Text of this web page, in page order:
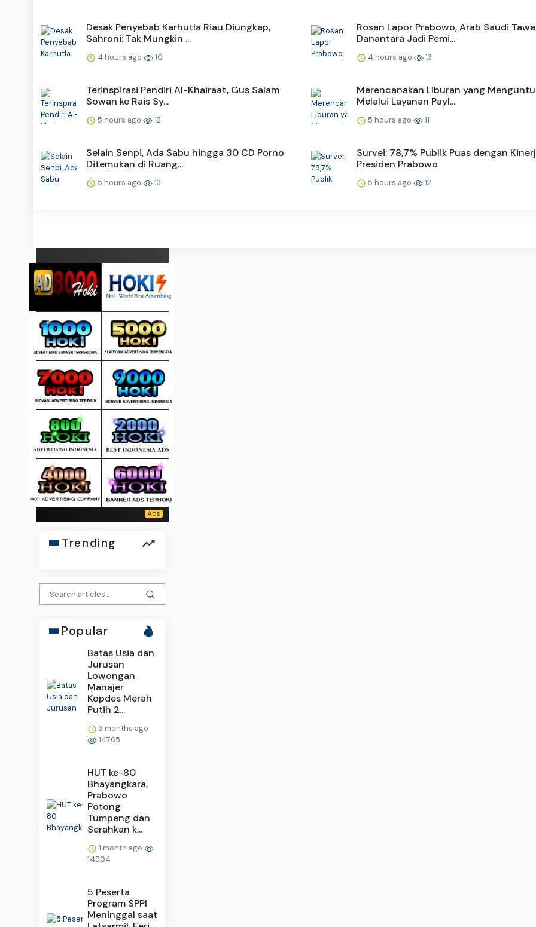
Desak Penyebab Karhutla Riau Diungkap,
Sahroni: Tak Mungkin ...
4 hours ago 10
Rosan Lapor Prabowo, Arab Saudi
Danantara Jadi Pemi...
4 hours ago 13
Terinspirasi Pendiri Al-Khairaat, Gus Salam
Sowan ke Rais Sy...
5 hours ago 12
Merencanakan Liburan yang
Melalui Layanan Payl...
5 hours ago 11
Selain Senpi, Ada Sabu hingga 30 CD Porno
Ditemukan di Ruang...
5 hours ago 13
Survei: 78,7% Publik Puas dengan
Presiden Prabowo
5 hours ago 12
Trending
Popular
Batas Usia dan
Jurusan
Lowongan
Manajer
Kopdes Merah
Putih 2...
3 months ago
14765
HUT ke-80
Bhayangkara,
Prabowo
Potong
Tumpeng dan
Serahkan k...
1 month ago
14504
5 Peserta
Program SPPI
Meninggal saat